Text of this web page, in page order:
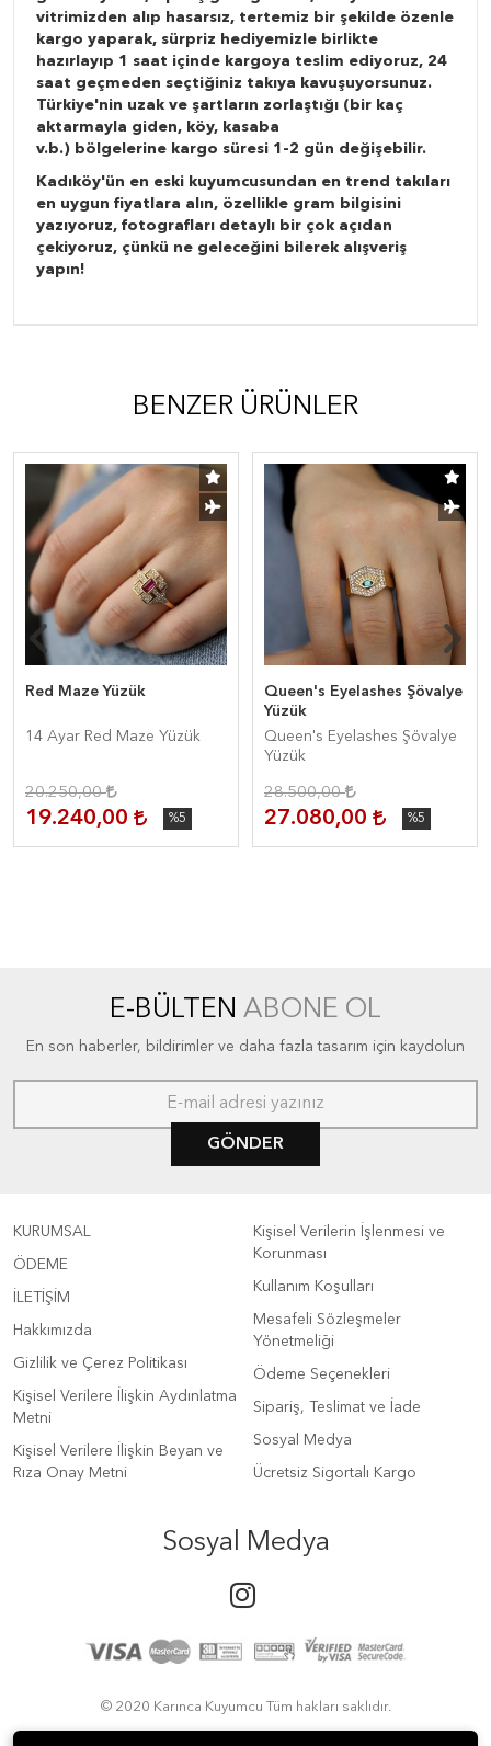
vitrimizden alıp hasarsız, tertemiz bir şekilde özenle
kargo yaparak, sürpriz hediyemizle birlikte
hazırlayıp 1 saat içinde kargoya teslim ediyoruz, 24
saat geçmeden seçtiğiniz takıya kavuşuyorsunuz.
Türkiye'nin uzak ve şartların zorlaştığı (bir kaç
aktarmayla giden, köy, kasaba
v.b.) bölgelerine kargo süresi 1-2 gün değişebilir.
Kadıköy'ün en eski kuyumcusundan en trend takıları
en uygun fiyatlara alın, özellikle gram bilgisini
yazıyoruz, fotografları detaylı bir çok açıdan
çekiyoruz, çünkü ne geleceğini bilerek alışveriş
yapın!
BENZER ÜRÜNLER
Red Maze Yüzük
14 Ayar Red Maze Yüzük
20.250,00
19.240,00 %5
Queen's Eyelashes Şövalye
Yüzük
Queen's Eyelashes Şövalye
Yüzük
28.500,00
27.080,00 %5
E-BÜLTEN ABONE OL
En son haberler, bildirimler ve daha fazla tasarım için kaydolun
GÖNDER
KURUMSAL
ÖDEME
İLETİŞİM
Hakkımızda
Gizlilik ve Çerez Politikası
Kişisel Verilere İlişkin Aydınlatma
Metni
Kişisel Verilere İlişkin Beyan ve
Rıza Onay Metni
Kişisel Verilerin İşlenmesi ve
Korunması
Kullanım Koşulları
Mesafeli Sözleşmeler
Yönetmeliği
Ödeme Seçenekleri
Sipariş, Teslimat ve İade
Sosyal Medya
Ücretsiz Sigortalı Kargo
Sosyal Medya
© 2020 Karınca Kuyumcu Tüm hakları saklıdır.